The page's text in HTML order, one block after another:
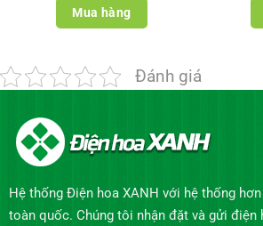
Mua hàng
Đánh giá
Hệ thống Điện hoa XANH với hệ thống
toàn quốc. Chúng tôi nhận đặt và gửi điện